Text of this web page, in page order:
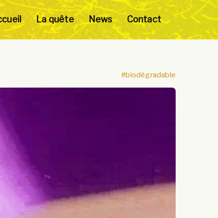
La quête News Contact
#biodégradable